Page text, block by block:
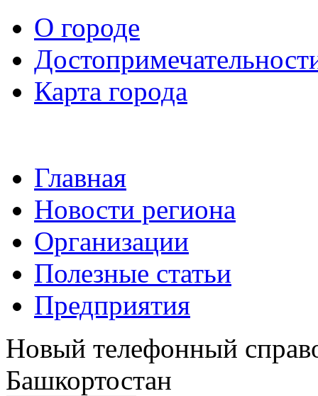
О городе
Карта города
Главная
Новости региона
Организации
Полезные статьи
Предприятия
Новый телефонный
Башкортостан